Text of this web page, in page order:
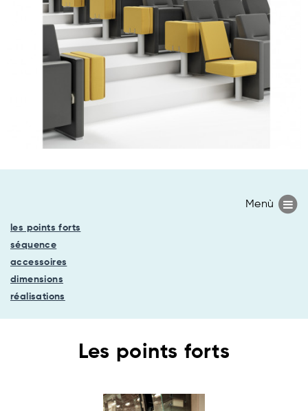
les points forts
séquence
accessoires
dimensions
réalisations
Les points forts